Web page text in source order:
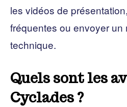
les vidéos de
fréquentes ou envoyer
technique.
Quels sont les
Cyclades ?